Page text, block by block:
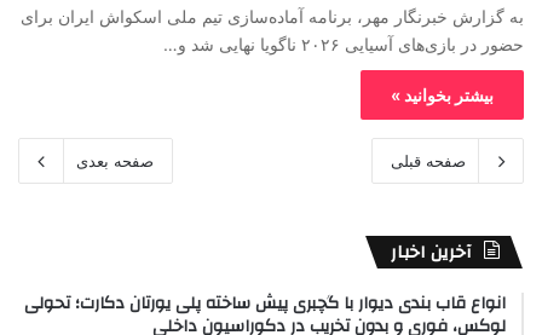
به گزارش خبرنگار مهر، برنامه آماده‌سازی تیم ملی اسکواش ایران برای
حضور در بازی‌های آسیایی ۲۰۲۶ ناگویا نهایی شد و…
بیشتر بخوانید »
صفحه قبلی صفحه بعدی
آخرین اخبار
انواع قاب بندی دیوار با گچبری پیش ساخته پلی یورتان دکارت؛ تحولی
لوکس، فوری و بدون تخریب در دکوراسیون داخلی